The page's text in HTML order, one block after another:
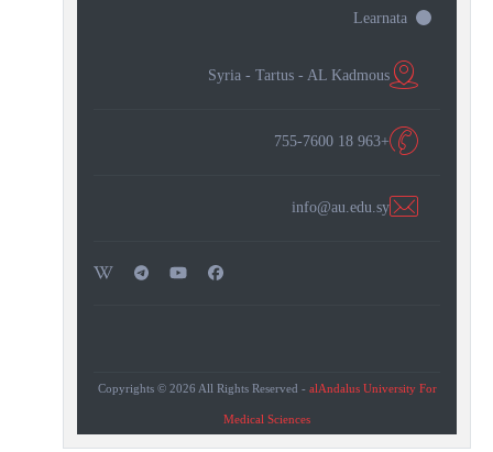
Learnata
Syria - Tartus - AL Kadmous
+963 18 755-7600
info@au.edu.sy
Copyrights © 2026 All Rights Reserved - alAndalus University For
Medical Sciences